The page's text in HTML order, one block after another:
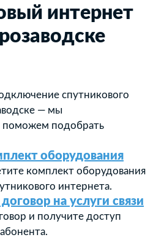
интернет
спутникового
— мы
поможем подобрать
оборудования
комплект оборудования
интернета.
на услуги связи
и получите доступ